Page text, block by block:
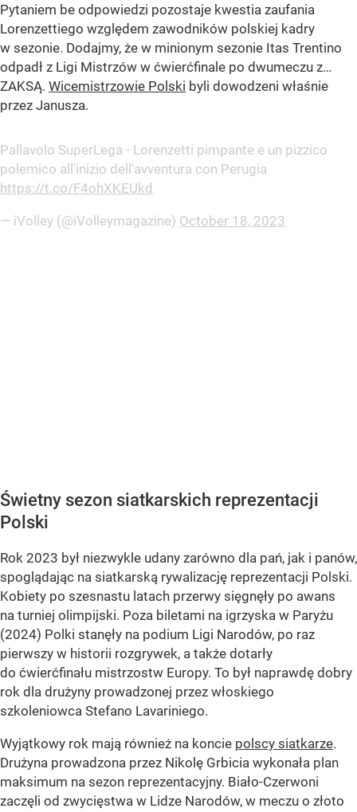
Pytaniem be odpowiedzi pozostaje kwestia zaufania
Lorenzettiego względem zawodników polskiej kadry
w sezonie. Dodajmy, że w minionym sezonie Itas Trentino
odpadł z Ligi Mistrzów w ćwierćfinale po dwumeczu z…
ZAKSĄ. Wicemistrzowie Polski byli dowodzeni właśnie
przez Janusza.
Pallavolo SuperLega - Lorenzetti pimpante e un pizzico
polemico all'inizio dell'avventura con Perugia
https://t.co/F4ohXKEUkd
— iVolley (@iVolleymagazine) October 18, 2023
Świetny sezon siatkarskich reprezentacji
Polski
Rok 2023 był niezwykle udany zarówno dla pań, jak i panów,
spoglądając na siatkarską rywalizację reprezentacji Polski.
Kobiety po szesnastu latach przerwy sięgnęły po awans
na turniej olimpijski. Poza biletami na igrzyska w Paryżu
(2024) Polki stanęły na podium Ligi Narodów, po raz
pierwszy w historii rozgrywek, a także dotarły
do ćwierćfinału mistrzostw Europy. To był naprawdę dobry
rok dla drużyny prowadzonej przez włoskiego
szkoleniowca Stefano Lavariniego.
Wyjątkowy rok mają również na koncie polscy siatkarze.
Drużyna prowadzona przez Nikolę Grbicia wykonała plan
maksimum na sezon reprezentacyjny. Biało-Czerwoni
zaczęli od zwycięstwa w Lidze Narodów, w meczu o złoto